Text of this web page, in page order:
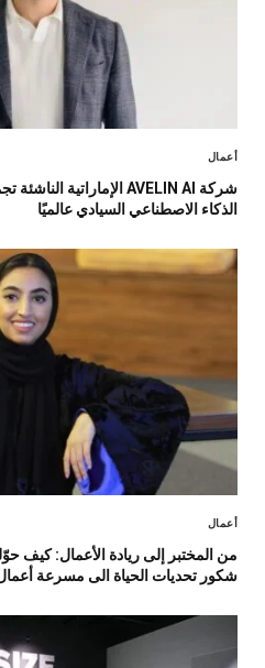
أعمال
الذكاء الاصطناعي السيادي عالميًا
أعمال
من المختبر إلى ريادة الأعمال: كيف
شكور تحديات الحياة الى مسرعة